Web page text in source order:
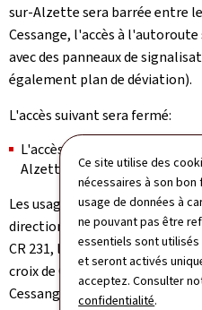
Ce site utilise des
nécessaires à son
usage de données à
ne pouvant pas être
essentiels sont
et seront activés
acceptez. Consulter
confidentialité.
sur-Alzette sera barrée entre
Cessange, l'accès à
avec des panneaux de
également plan de déviation).
L'accès suivant sera fermé:
L'accès du rond-point Merl
Alzette
Les usagères et usagers qui
direction d'Esch-sur-Alzette
CR 231, l'échangeur
croix de Gasperich, l'A6 en
Cessange.